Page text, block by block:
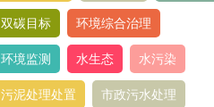
双碳目标 环境综合治理
环境监测 水生态 水污染
污泥处理处置 市政污水处理